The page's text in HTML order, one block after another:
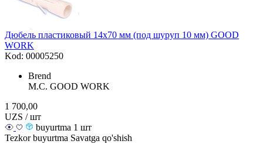
Дюбель пластиковый 14х70 мм (под шуруп 10 мм) GOOD
WORK
Kod: 00005250
Brend
M.С. GOOD WORK
1 700,00
UZS / шт
buyurtma 1 шт
Tezkor buyurtma Savatga qo'shish